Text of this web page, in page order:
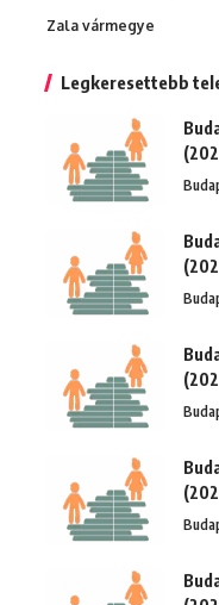
Zala vármegye
Legkeresettebb